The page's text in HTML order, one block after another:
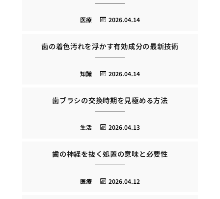
2026.04.14
医療
歯の着色汚れを浮かす有効成分の最新技術
2026.04.14
知識
歯ブラシの交換時期を見極める方法
2026.04.13
生活
歯の神経を抜く処置の意味と必要性
2026.04.12
医療